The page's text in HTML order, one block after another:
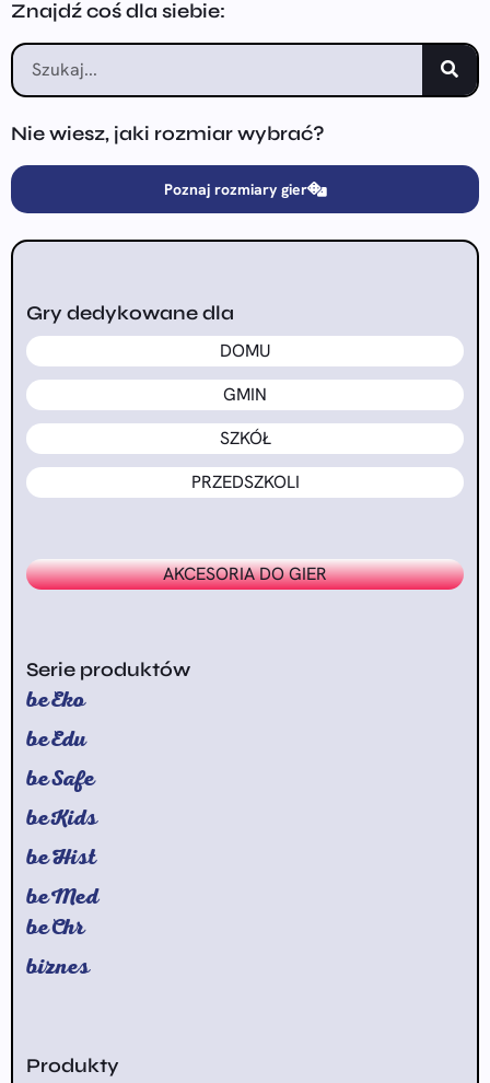
Znajdź coś dla siebie:
Nie wiesz, jaki rozmiar wybrać?
Poznaj rozmiary gier
Gry dedykowane dla
DOMU
GMIN
SZKÓŁ
PRZEDSZKOLI
AKCESORIA DO GIER
Serie produktów
beEko
beEdu
beSafe
beKids
beHist
beMed
beChr
biznes
Produkty